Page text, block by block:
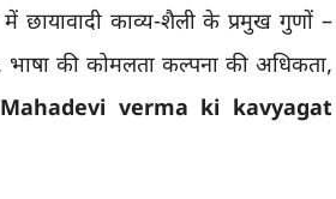
में छायावादी काव्य-शैली के प्रमुख गुणों –
भाषा की कोमलता कल्पना की अधिकता,
Mahadevi verma ki kavyagat